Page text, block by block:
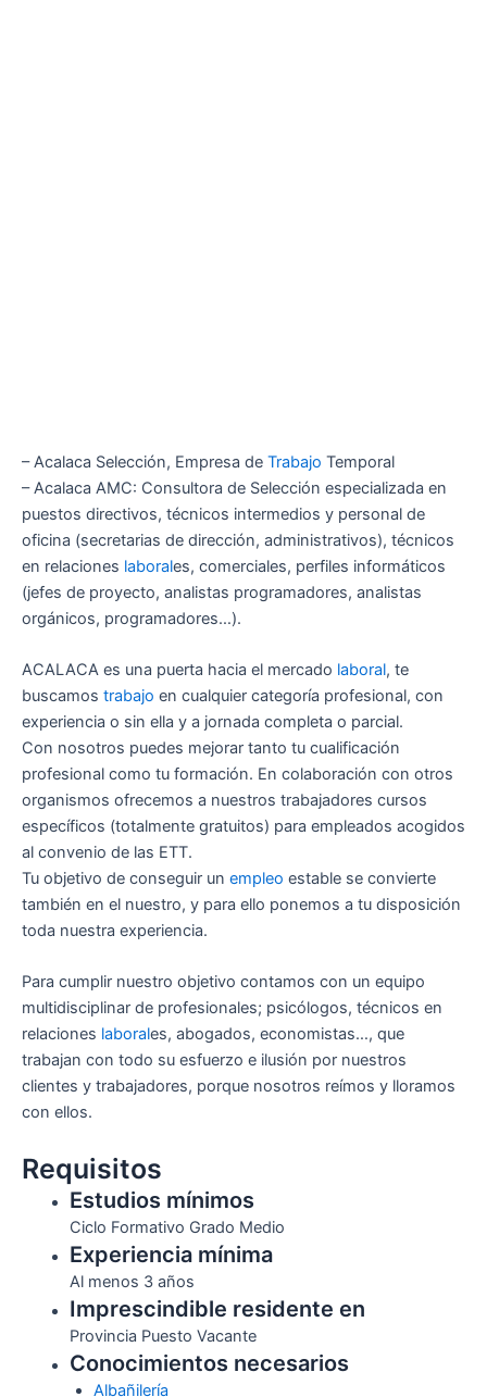
– Acalaca Selección, Empresa de Trabajo Temporal
– Acalaca AMC: Consultora de Selección especializada en
puestos directivos, técnicos intermedios y personal de
oficina (secretarias de dirección, administrativos), técnicos
en relaciones laborales, comerciales, perfiles informáticos
(jefes de proyecto, analistas programadores, analistas
orgánicos, programadores…).
ACALACA es una puerta hacia el mercado laboral, te
buscamos trabajo en cualquier categoría profesional, con
experiencia o sin ella y a jornada completa o parcial.
Con nosotros puedes mejorar tanto tu cualificación
profesional como tu formación. En colaboración con otros
organismos ofrecemos a nuestros trabajadores cursos
específicos (totalmente gratuitos) para empleados acogidos
al convenio de las ETT.
Tu objetivo de conseguir un empleo estable se convierte
también en el nuestro, y para ello ponemos a tu disposición
toda nuestra experiencia.
Para cumplir nuestro objetivo contamos con un equipo
multidisciplinar de profesionales; psicólogos, técnicos en
relaciones laborales, abogados, economistas…, que
trabajan con todo su esfuerzo e ilusión por nuestros
clientes y trabajadores, porque nosotros reímos y lloramos
con ellos.
Requisitos
Estudios mínimos
Ciclo Formativo Grado Medio
Experiencia mínima
Al menos 3 años
Imprescindible residente en
Provincia Puesto Vacante
Conocimientos necesarios
Albañilería